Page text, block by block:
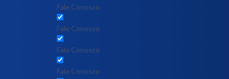
Fale Conosco
Fale Conosco
Fale Conosco
Fale Conosco